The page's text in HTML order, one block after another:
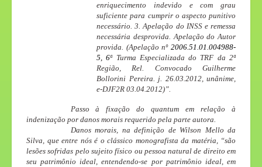
enriquecimento indevido e com grau
suficiente para cumprir o aspecto punitivo
necessário. 3. Apelação do INSS e remessa
necessária desprovida. Apelação do Autor
provida. (Apelação nº 2006.51.01.004988-
5, 6ª Turma Especializada do TRF da 2ª
Região, Rel. Convocado Guilherme
Bollorini Pereira. j. 26.03.2012, unânime,
e-DJF2R 03.04.2012)”.
Passo à fixação do quantum em relação à
indenização por danos morais requerido pela parte autora.
Danos morais, na definição de Wilson Mello da
Silva, que entre nós é o clássico monografista da matéria, “são
lesões sofridas pelo sujeito físico ou pessoa natural de direito em
seu patrimônio ideal, entendendo-se por patrimônio ideal, em